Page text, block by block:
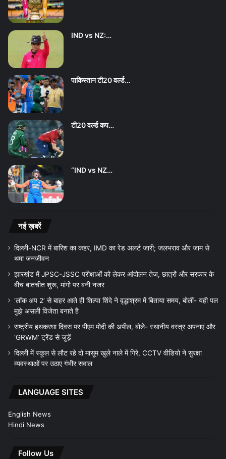
IND vs NZ:…
पाकिस्तान टी20 वर्ल्ड…
टी20 वर्ल्ड कप…
“IND vs NZ…
नई ख़बरें
दिल्ली-NCR में बारिश का कहर, IMD का रेड अलर्ट जारी; जलभराव और जाम से
थमा जनजीवन
झारखंड में JPSC-JSSC परीक्षाओं को लेकर आंदोलन तेज, छात्रों और सरकार के
बीच बातचीत शुरू, मांगों पर बनी नजर
‘लॉक अप 2’ से बाहर आते ही शिल्पा शिंदे ने वृद्धाश्रम में बिताया समय, बोलीं- यही पल
मुझे असली विजेता बनाते हैं
राष्ट्रीय हथकरघा दिवस पर पीएम मोदी की अपील, बोले- स्थानीय वस्त्र अपनाएं और
‘GRWM’ ट्रेंड से जुड़ें
दिल्ली में स्कूल से लौट रहे दो मासूम खुले नाले में गिरे, CCTV वीडियो ने सुरक्षा
व्यवस्थाओं पर उठाए गंभीर सवाल
LANGUAGE SITES
English News
Hindi News
Follow Us